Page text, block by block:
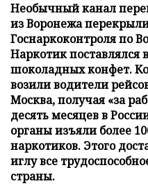
Необычный канал
из Воронежа
Госнаркоконтроля по
Наркотик поставлялся
шоколадных конфет.
возили водители
Москва, получая «за
десять месяцев в
органы изъяли более
наркотиков. Этого
иглу все
страны.